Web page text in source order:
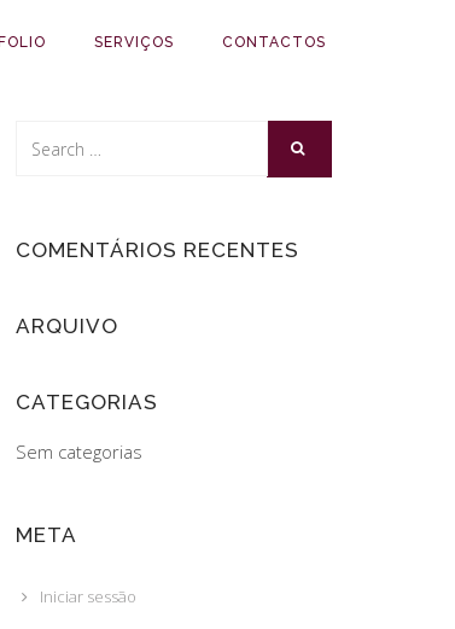
SERVIÇOS CONTACTOS
COMENTÁRIOS RECENTES
ARQUIVO
CATEGORIAS
Sem categorias
META
Iniciar sessão